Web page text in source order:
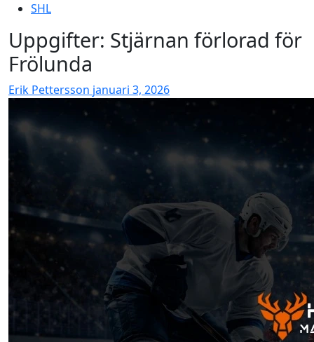
SHL
Uppgifter: Stjärnan förlorad för
Frölunda
Erik Pettersson januari 3, 2026